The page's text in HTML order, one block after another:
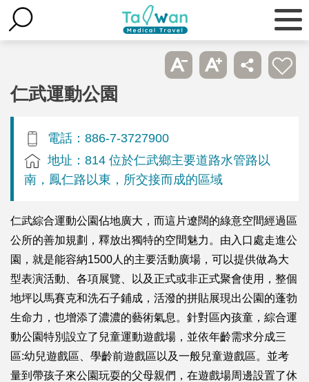
仁武運動公園
電話：886-7-3727900
地址：814 位於仁武鄉主要道路水管路以
南，鳳仁路以東，所交接而成的區域
仁武綜合運動公園佔地廣大，而這片遼闊的綠意空間經過區
公所的善加規劃，釋放出獨特的空間魅力。由入口處走進公
園，就是能容納1500人的主要活動廣場，可以提供做為大
型表演活動、各項展覽、以及正式或非正式聚會使用，整個
地坪以馬賽克和洗石子鋪成，活潑的拼貼展現出公園的蓬勃
生命力，也增添了濃濃的藝術氣息。針對區內孩童，綜合運
動公園特別設立了兒童運動遊戲場，並依年齡需求分成三
區:幼兒遊戲區、學齡前遊戲區以及一般兒童遊戲區。並考
量到帶孩子來公園玩耍的父母親們，在遊戲場周邊設置了休